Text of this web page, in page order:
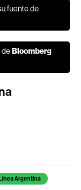
fuente de
de Bloomberg
Argentina